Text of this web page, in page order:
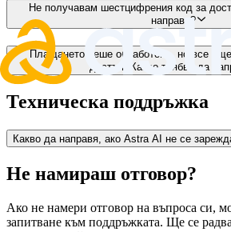
Не получавам шестцифрения код за
направя?
Плащането беше обработено, но все
достъп. Какво трябва да
Техническа поддръжка
Какво да направя, ако Astra AI не се
Не намираш отговор?
Ако не намери отговор на въпроса си,
запитване към поддръжката. Ще се